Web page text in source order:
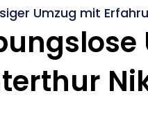
Umzug mit